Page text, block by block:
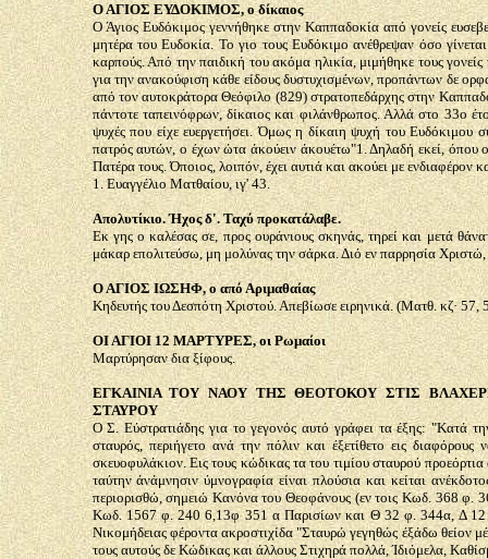
Ο ΑΓΙΟΣ ΕΥΔΟΚΙΜΟΣ, ο δίκαιος
Ο Άγιος Ευδόκιμος γεννήθηκε στην Καππαδοκία από γονείς
μητέρα του Ευδοκία. Το γιο τους Ευδόκιμο ανέθρεψαν όσο
καρπούς. Από την παιδική του ακόμα ηλικία, μιμήθηκε τους
για την ανακούφιση κάθε είδους δυστυχισμένων, προπάντων δε
από τον αυτοκράτορα Θεόφιλο (829) στρατοπεδάρχης στην
πάντοτε ταπεινόφρων, δίκαιος και φιλάνθρωπος. Αλλά στο 33ο
ψυχές που είχε ευεργετήσει. Όμως η δίκαιη ψυχή του Ευδόκιμου
πατρός αυτών, ο έχων ώτα άκούειν άκουέτω"1. Δηλαδή εκεί, όπου
Πατέρα τους. Όποιος, λοιπόν, έχει αυτιά και ακούει με ενδιαφέρον
1. Ευαγγέλιο Ματθαίου, ιγ' 43.
Απολυτίκιο. Ήχος δ'. Ταχύ προκατάλαβε.
Εκ γης ο καλέσας σε, προς ουράνιους σκηνάς, τηρεί και μετά
μάκαρ επολιτεύσω, μη μολύνας την σάρκα. Διό εν παρρησία
Ο ΑΓΙΟΣ ΙΩΣΗΦ, ο από Αριμαθαίας
Κηδευτής του Δεσπότη Χριστού. Απεβίωσε ειρηνικά. (Ματθ. κζ· 57,
ΟΙ ΑΓΙΟΙ 12 ΜΑΡΤΥΡΕΣ, οι Ρωμαίοι
Μαρτύρησαν δια ξίφους.
ΕΓΚΑΙΝΙΑ ΤΟΥ ΝΑΟΥ ΤΗΣ ΘΕΟΤΟΚΟΥ ΣΤΙΣ
ΣΤΑΥΡΟΥ
Ο Σ. Εύστρατιάδης για το γεγονός αυτό γράφει τα έξης: "Κατά
σταυρός, περιήγετο ανά την πόλιν και έξετίθετο εις
σκευοφυλάκιον. Εις τους κώδικας τα του τιμίου σταυρού
ταύτην άνάμνησιν ύμνογραφία είναι πλούσια και κείται
περιορισθώ, σημειώ Κανόνα του Θεοφάνους (εν τοις Κωδ. 368 φ.
Κωδ. 1567 φ. 240 6,13φ 351 α Παρισίων και Θ 32 φ. 344α, Δ 12
Νικομήδειας φέροντα ακροστιχίδα "Σταυρώ γεγηθώς έξάδω
τους αυτούς δε Κώδικας και άλλους Στιχηρά πολλά, Ίδιόμελα,